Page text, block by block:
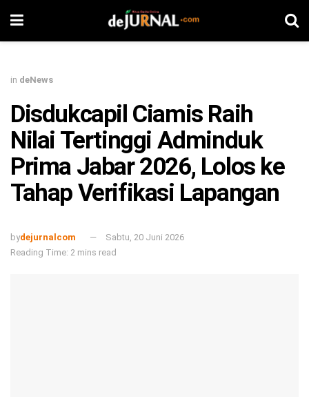
in deNews
Disdukcapil Ciamis Raih
Nilai Tertinggi Adminduk
Prima Jabar 2026, Lolos ke
Tahap Verifikasi Lapangan
bydejurnalcom
Sabtu, 20 Juni 2026
Reading Time: 2 mins read